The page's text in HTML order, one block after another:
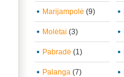
Marijampolė (9)
Molėtai (3)
Pabradė (1)
Palanga (7)